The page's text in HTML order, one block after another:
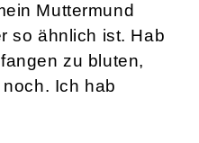
Muttermund
so ähnlich ist. Hab
zu bluten,
Ich hab